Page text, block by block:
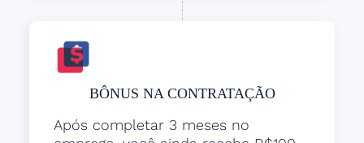
BÔNUS NA CONTRATAÇÃO
Após completar 3 meses no